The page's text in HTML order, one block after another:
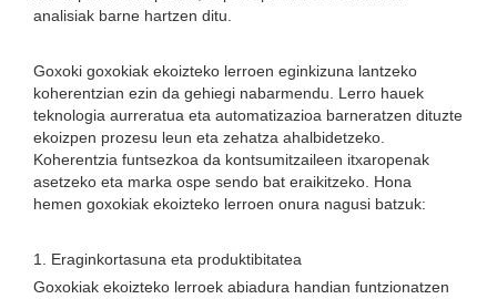
analisiak barne hartzen ditu.
Goxoki goxokiak ekoizteko lerroen eginkizuna lantzeko
koherentzian ezin da gehiegi nabarmendu. Lerro hauek
teknologia aurreratua eta automatizazioa barneratzen dituzte
ekoizpen prozesu leun eta zehatza ahalbidetzeko.
Koherentzia funtsezkoa da kontsumitzaileen itxaropenak
asetzeko eta marka ospe sendo bat eraikitzeko. Hona
hemen goxokiak ekoizteko lerroen onura nagusi batzuk:
1. Eraginkortasuna eta produktibitatea
Goxokiak ekoizteko lerroek abiadura handian funtzionatzen